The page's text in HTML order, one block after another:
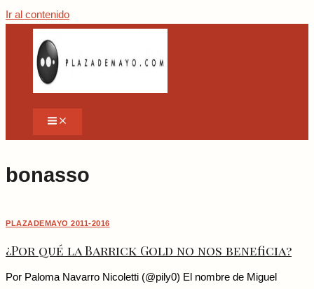
Ir al contenido
bonasso
PLAZADEMAYO 2011-2016
¿Por qué la Barrick Gold no nos beneficia?
Por Paloma Navarro Nicoletti (@pily0) El nombre de Miguel